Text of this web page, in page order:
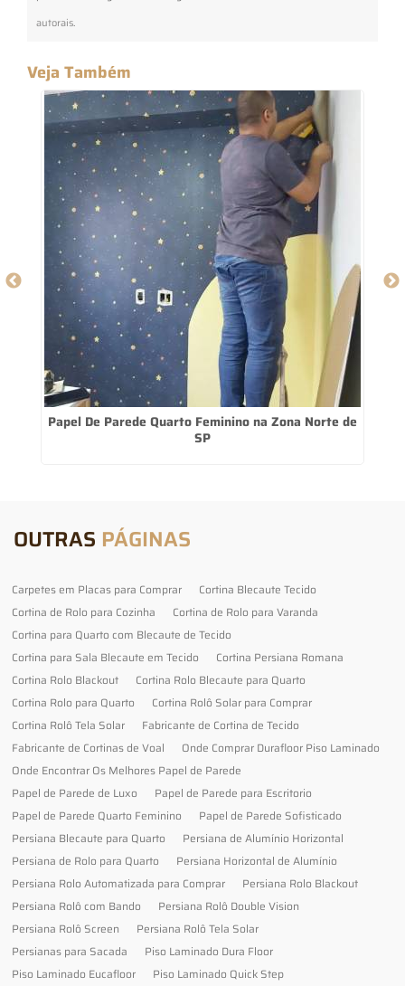
autorais.
Veja Também
Papel De Parede Quarto Feminino na Zona Norte de
SP
OUTRAS PÁGINAS
Carpetes em Placas para Comprar
Cortina Blecaute Tecido
Cortina de Rolo para Cozinha
Cortina de Rolo para Varanda
Cortina para Quarto com Blecaute de Tecido
Cortina para Sala Blecaute em Tecido
Cortina Persiana Romana
Cortina Rolo Blackout
Cortina Rolo Blecaute para Quarto
Cortina Rolo para Quarto
Cortina Rolô Solar para Comprar
Cortina Rolô Tela Solar
Fabricante de Cortina de Tecido
Fabricante de Cortinas de Voal
Onde Comprar Durafloor Piso Laminado
Onde Encontrar Os Melhores Papel de Parede
Papel de Parede de Luxo
Papel de Parede para Escritorio
Papel de Parede Quarto Feminino
Papel de Parede Sofisticado
Persiana Blecaute para Quarto
Persiana de Alumínio Horizontal
Persiana de Rolo para Quarto
Persiana Horizontal de Alumínio
Persiana Rolo Automatizada para Comprar
Persiana Rolo Blackout
Persiana Rolô com Bando
Persiana Rolô Double Vision
Persiana Rolô Screen
Persiana Rolô Tela Solar
Persianas para Sacada
Piso Laminado Dura Floor
Piso Laminado Eucafloor
Piso Laminado Quick Step